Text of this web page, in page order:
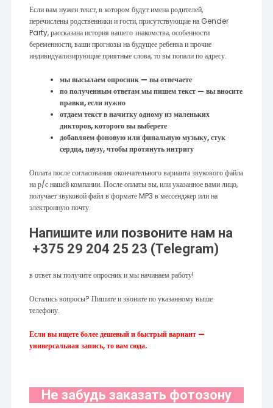
Если вам нужен текст, в котором будут имена родителей,
перечислены родственники и гости, присутствующие на Gender
Party, рассказана история вашего знакомства, особенности
беременности, ваши прогнозы на будущее ребенка и прочие
индивидуализирующие приятные слова, то вы попали по адресу.
мы высылаем опросник — вы отвечаете
по полученным ответам мы пишем текст — вы вносите
правки, если нужно
отдаем текст в начитку одному из маленьких
дикторов, которого вы выберете
добавляем фоновую или финальную музыку, стук
сердца, паузу, чтобы протянуть интригу
Оплата после согласования окончательного варианта звукового файла
на р/с нашей компании. После оплаты вы, или указанное вами лицо,
получает звуковой файл в формате MP3 в мессенджер или на
электронную почту.
Напишите или позвоните нам на
+375 29 204 25 23 (Telegram)
в ответ вы получите опросник и мы начинаем работу!
Остались вопросы? Пишите и звоните по указанному выше
телефону.
Если вы ищете более дешевый и быстрый вариант —
универсальная запись, то вам сюда.
Не забудь заказать фотозону